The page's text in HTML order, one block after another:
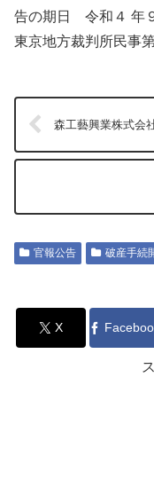
告の期日 令和４ 年
東京地方裁判所民事
森工藝興業株式会
官報公告 破産手続
X